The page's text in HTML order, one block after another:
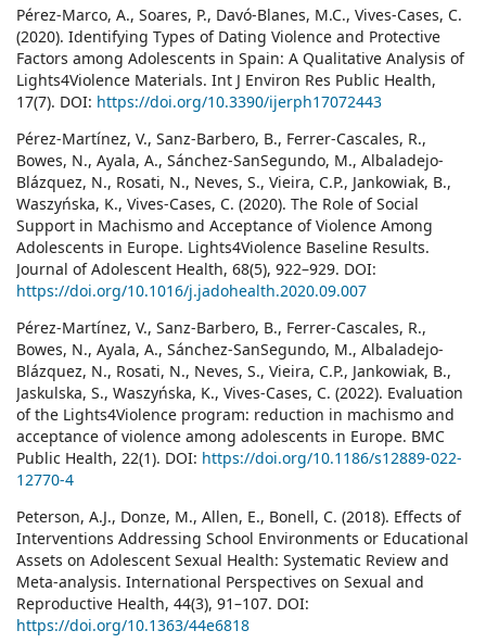
Pérez-Marco, A., Soares, P., Davó-Blanes, M.C., Vives-Cases, C.
(2020). Identifying Types of Dating Violence and Protective
Factors among Adolescents in Spain: A Qualitative Analysis of
Lights4Violence Materials. Int J Environ Res Public Health,
17(7). DOI: https://doi.org/10.3390/ijerph17072443
Pérez-Martínez, V., Sanz-Barbero, B., Ferrer-Cascales, R.,
Bowes, N., Ayala, A., Sánchez-SanSegundo, M., Albaladejo-
Blázquez, N., Rosati, N., Neves, S., Vieira, C.P., Jankowiak, B.,
Waszyńska, K., Vives-Cases, C. (2020). The Role of Social
Support in Machismo and Acceptance of Violence Among
Adolescents in Europe. Lights4Violence Baseline Results.
Journal of Adolescent Health, 68(5), 922–929. DOI:
https://doi.org/10.1016/j.jadohealth.2020.09.007
Pérez-Martínez, V., Sanz-Barbero, B., Ferrer-Cascales, R.,
Bowes, N., Ayala, A., Sánchez-SanSegundo, M., Albaladejo-
Blázquez, N., Rosati, N., Neves, S., Vieira, C.P., Jankowiak, B.,
Jaskulska, S., Waszyńska, K., Vives-Cases, C. (2022). Evaluation
of the Lights4Violence program: reduction in machismo and
acceptance of violence among adolescents in Europe. BMC
Public Health, 22(1). DOI: https://doi.org/10.1186/s12889-022-
12770-4
Peterson, A.J., Donze, M., Allen, E., Bonell, C. (2018). Effects of
Interventions Addressing School Environments or Educational
Assets on Adolescent Sexual Health: Systematic Review and
Meta-analysis. International Perspectives on Sexual and
Reproductive Health, 44(3), 91–107. DOI:
https://doi.org/10.1363/44e6818